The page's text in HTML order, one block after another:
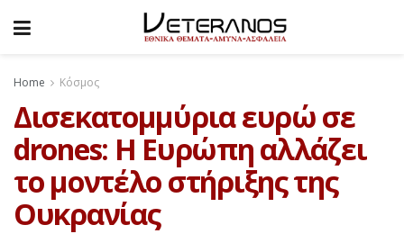
Home Κόσμος
Δισεκατομμύρια ευρώ σε
drones: Η Ευρώπη αλλάζει
το μοντέλο στήριξης της
Ουκρανίας